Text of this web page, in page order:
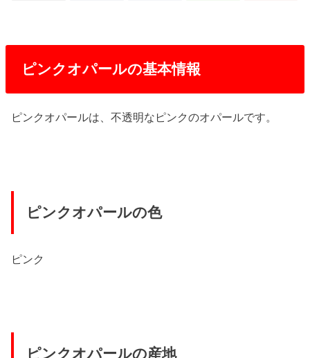
ピンクオパールの基本情報
ピンクオパールは、不透明なピンクのオパールです。
ピンクオパールの色
ピンク
ピンクオパールの産地